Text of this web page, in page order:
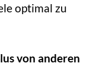
optimal zu
von anderen